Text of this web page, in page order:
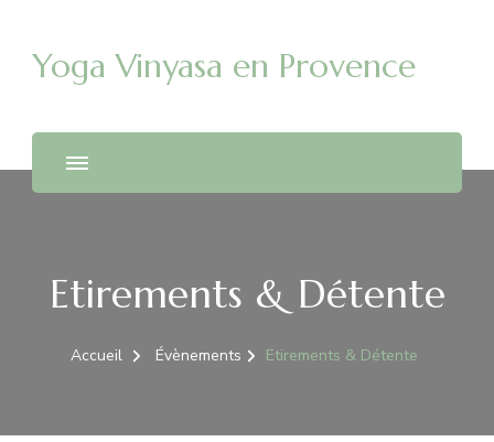
Yoga Vinyasa en Provence
Etirements & Détente
Accueil Évènements Etirements & Détente